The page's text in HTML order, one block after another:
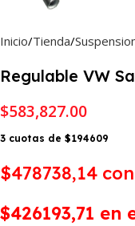
Inicio Tienda
Regulable VW
$583,827.00
3 cuotas de $194609
$478738,14
$426193,71